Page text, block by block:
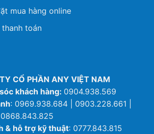
mua hàng online
toán
CỔ PHẦN ANY VIỆT NAM
khách hàng: 0904.938.569
: 0969.938.684 | 0903.228.661 |
& hỗ trợ kỹ thuật: 0777.843.815